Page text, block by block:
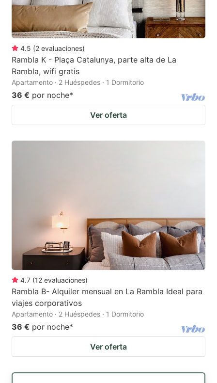
4.5 (2 evaluaciones)
Rambla K - Plaça Catalunya, parte alta de La
Rambla, wifi gratis
Apartamento · 2 Huéspedes · 1 Dormitorio
36 € por noche*
Ver oferta
4.7 (12 evaluaciones)
Rambla B- Alquiler mensual en La Rambla Ideal para
viajes corporativos
Apartamento · 2 Huéspedes · 1 Dormitorio
36 € por noche*
Ver oferta